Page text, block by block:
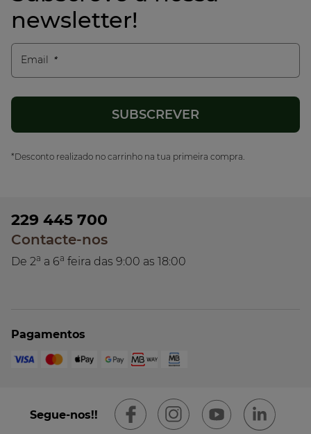
newsletter!
Email
*Desconto realizado no carrinho na tua primeira compra.
229 445 700
Contacte-nos
De 2a a 6a feira das 9:00 as 18:00
Pagamentos
Segue-nos!!